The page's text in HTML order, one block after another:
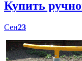
Купить
Сен23